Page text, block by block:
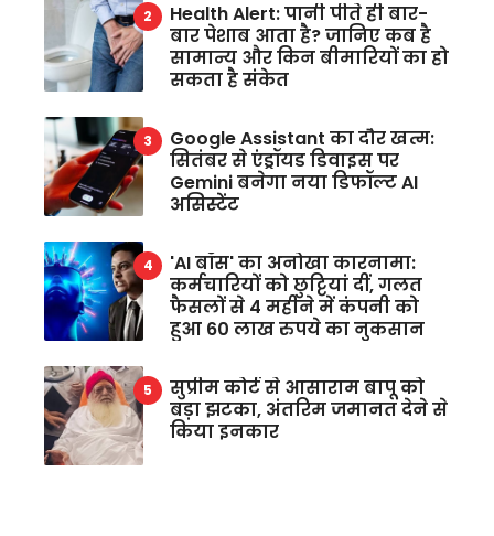
Health Alert: पानी पीते ही बार-
बार पेशाब आता है? जानिए कब है
सामान्य और किन बीमारियों का हो
सकता है संकेत
Google Assistant का दौर खत्म:
सितंबर से एंड्रॉयड डिवाइस पर
Gemini बनेगा नया डिफॉल्ट AI
असिस्टेंट
'AI बॉस' का अनोखा कारनामा:
कर्मचारियों को छुट्टियां दीं, गलत
फैसलों से 4 महीने में कंपनी को
हुआ 60 लाख रुपये का नुकसान
सुप्रीम कोर्ट से आसाराम बापू को
बड़ा झटका, अंतरिम जमानत देने से
किया इनकार